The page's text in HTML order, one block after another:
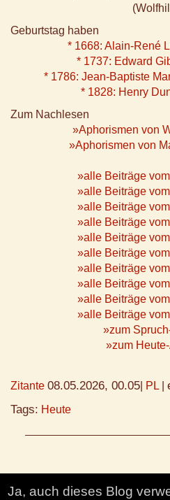
Geburtstag haben
* 1668: Alain-René
* 1737: Edward
* 1786: Jean-Baptiste
* 1828: Henry
Zum Nachlesen
»Aphorismen von
»Aphorismen von
»alle Beiträge
»alle Beiträge
»alle Beiträge
»alle Beiträge
»alle Beiträge
»alle Beiträge
»alle Beiträge
»alle Beiträge
»alle Beiträge
»alle Beiträge
»zum
»zum
Zitante 08.05.2026, 00.05 PL
Tags: Heute
Ja, auch dieses Blog